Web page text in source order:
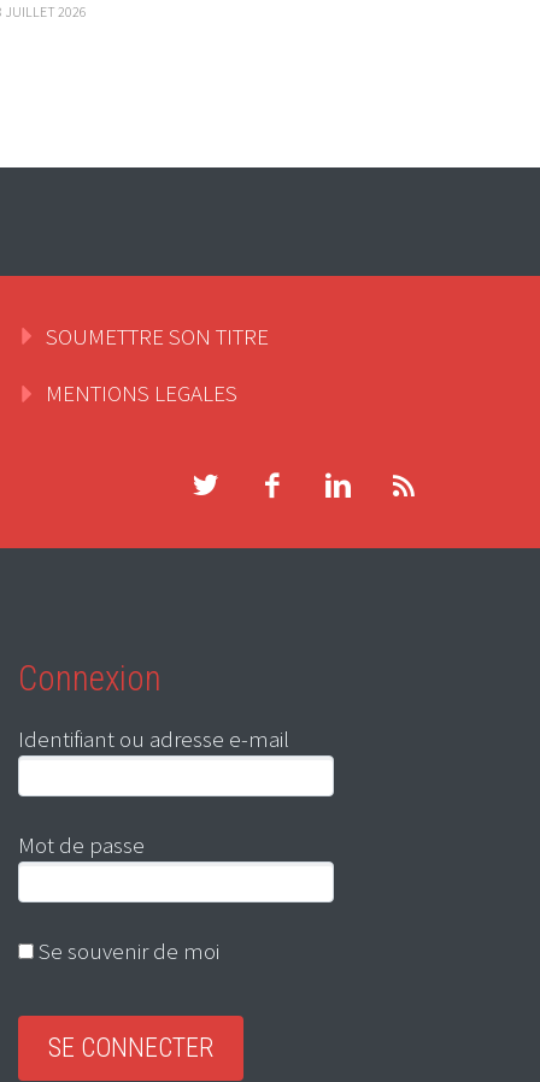
JUILLET 2026
SOUMETTRE SON TITRE
MENTIONS LEGALES
Connexion
Identifiant ou adresse e-mail
Mot de passe
Se souvenir de moi